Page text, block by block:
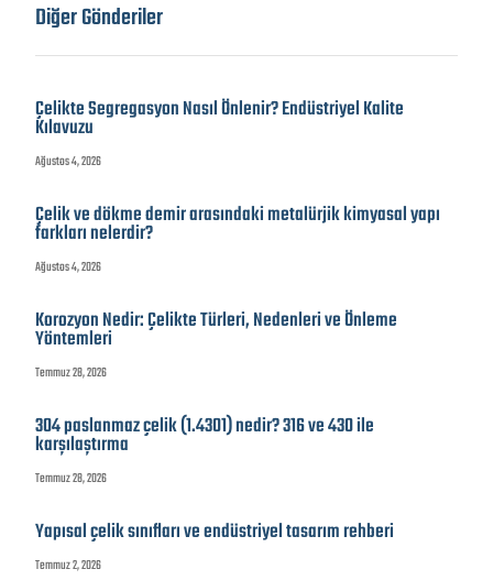
Diğer Gönderiler
Çelikte Segregasyon Nasıl Önlenir? Endüstriyel Kalite
Kılavuzu
Ağustos 4, 2026
Çelik ve dökme demir arasındaki metalürjik kimyasal yapı
farkları nelerdir?
Ağustos 4, 2026
Korozyon Nedir: Çelikte Türleri, Nedenleri ve Önleme
Yöntemleri
Temmuz 28, 2026
304 paslanmaz çelik (1.4301) nedir? 316 ve 430 ile
karşılaştırma
Temmuz 28, 2026
Yapısal çelik sınıfları ve endüstriyel tasarım rehberi
Temmuz 2, 2026